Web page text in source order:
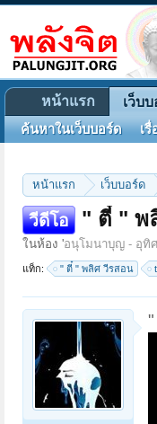
หน้าแรก เว็บบอร์ด
วีดีโอ " ตี๋ " พ
ในห้อง 'อนุโมนาบุญ - อุทิ
แท็ก: " ตี๋ " พลิศ วีรสอน
หน้าแรก เว็บ
ค้นหาในเว็บบอร์ด เรื่